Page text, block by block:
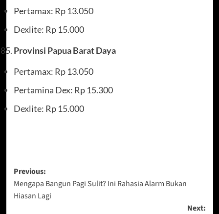
Pertamax: Rp 13.050
Dexlite: Rp 15.000
Provinsi Papua Barat Daya
Pertamax: Rp 13.050
Pertamina Dex: Rp 15.300
Dexlite: Rp 15.000
Post
navigation
Previous:
Mengapa Bangun Pagi Sulit? Ini Rahasia Alarm Bukan
Hiasan Lagi
Next: